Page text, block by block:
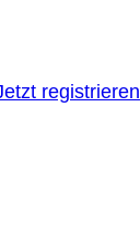
registrieren